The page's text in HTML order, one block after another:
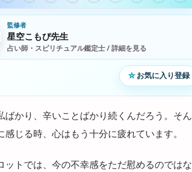
監修者
星空こもぴ先生
占い師・スピリチュアル鑑定士 / 詳細を見る
☆お気に入り登録
ばかり、辛いことばかり続くんだろう。そん
感じる時、心はもう十分に疲れています。
ットでは、今の不幸感をただ慰めるのではな